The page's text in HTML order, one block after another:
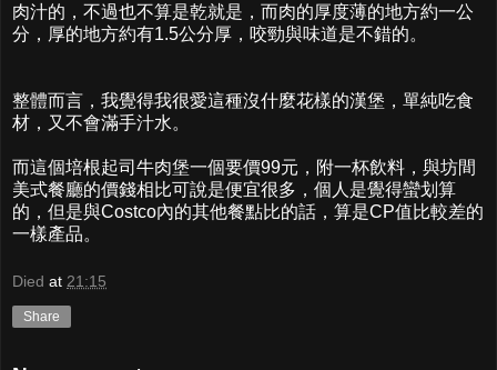
肉汁的，不過也不算是乾就是，而肉的厚度薄的地方約一公
分，厚的地方約有1.5公分厚，咬勁與味道是不錯的。
整體而言，我覺得我很愛這種沒什麼花樣的漢堡，單純吃食
材，又不會滿手汁水。
而這個培根起司牛肉堡一個要價99元，附一杯飲料，與坊間
美式餐廳的價錢相比可說是便宜很多，個人是覺得蠻划算
的，但是與Costco內的其他餐點比的話，算是CP值比較差的
一樣產品。
Died at 21:15
Share